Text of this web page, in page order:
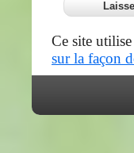
Ce site
sur la façon